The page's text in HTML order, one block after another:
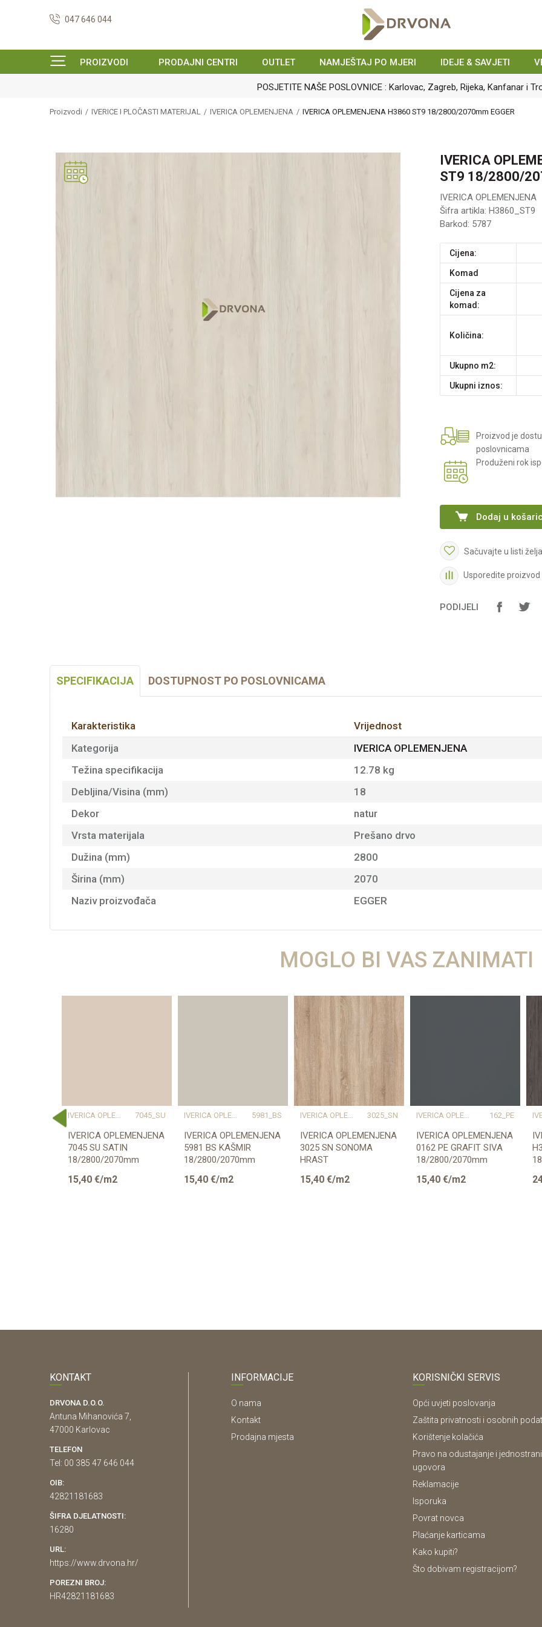
047 646 044
PROIZVODI PRODAJNI CENTRI OUTLET NAMJEŠTAJ PO MJERI IDEJE & SAVJETI
POSJETITE NAŠE POSLOVNICE : Karlovac, Zagreb, Rijeka, Kanfanar i
Proizvodi IVERICE I PLOČASTI MATERIJAL IVERICA OPLEMENJENA IVERICA OPLEMENJENA H3860 ST9 18/2800/2070mm EGGER
IVERICA
ST9 18/2800/
IVERICA OPLEMENJENA
Šifra artikla: H3860_ST9
Barkod: 5787
Cijena:
komad
Cijena za
komad:
Količina:
Ukupno m2:
Ukupni iznos:
Proizvod je
poslovnicama
Produženi rok
Dodaj u
Sačuvajte u listi želja
Usporedite proizvod
PODIJELI
SPECIFIKACIJA DOSTUPNOST PO POSLOVNICAMA
Karakteristika
Vrijednost
Kategorija
IVERICA OPLEMENJENA
Težina specifikacija
12.78 kg
Debljina/Visina (mm)
18
Dekor
natur
Vrsta materijala
Prešano drvo
Dužina (mm)
2800
Širina (mm)
2070
Naziv proizvođača
EGGER
MOGLO BI VAS ZANIMATI
IVERICA OPLEMENJENA 7045_SU
IVERICA OPLEMENJENA
7045 SU SATIN
18/2800/2070mm
15,40 €/m2
IVERICA OPLEMENJENA 5981_BS
IVERICA OPLEMENJENA
5981 BS KAŠMIR
18/2800/2070mm
15,40 €/m2
IVERICA OPLEMENJENA 3025_SN
IVERICA OPLEMENJENA
3025 SN SONOMA
HRAST
15,40 €/m2
IVERICA OPLEMENJENA 162_PE
IVERICA OPLEMENJENA
0162 PE GRAFIT SIVA
18/2800/2070mm
15,40 €/m2
KONTAKT
DRVONA D.O.O.
Antuna Mihanovića 7,
47000 Karlovac
TELEFON
Tel: 00 385 47 646 044
OIB:
42821181683
ŠIFRA DJELATNOSTI:
16280
URL:
https://www.drvona.hr/
POREZNI BROJ:
HR42821181683
INFORMACIJE
O nama
Kontakt
Prodajna mjesta
KORISNIČKI SERVIS
Opći uvjeti poslovanja
Zaštita privatnosti i osobnih
Korištenje kolačića
Pravo na odustajanje i
ugovora
Reklamacije
Isporuka
Povrat novca
Plaćanje karticama
Kako kupiti?
Što dobivam registracijom?